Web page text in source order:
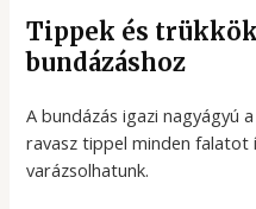
Tippek és
bundázáshoz
A bundázás igazi nagyágyú
ravasz tippel minden falatot
varázsolhatunk.